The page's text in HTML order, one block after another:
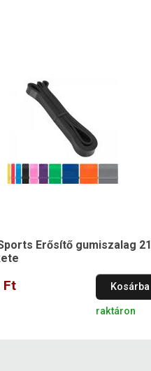
Erősítő gumiszalag 21
Ft Kosárba
raktáron